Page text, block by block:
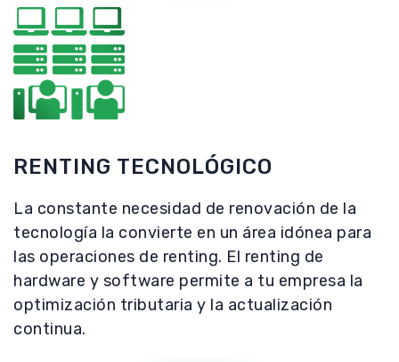
RENTING TECNOLÓGICO
La constante necesidad de renovación de la
tecnología la convierte en un área idónea para
las operaciones de renting. El renting de
hardware y software permite a tu empresa la
optimización tributaria y la actualización
continua.